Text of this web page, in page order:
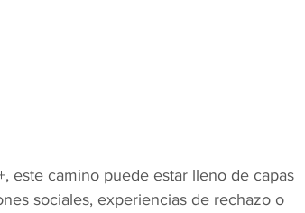
este camino puede estar lleno de capas
sociales, experiencias de rechazo o